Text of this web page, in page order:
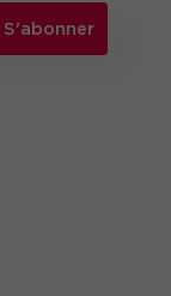
S'abonner